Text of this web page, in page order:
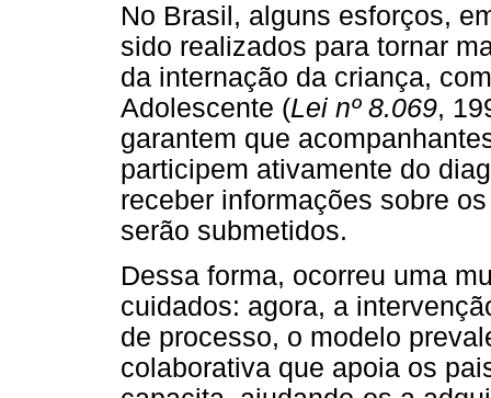
No Brasil, alguns esforços,
sido realizados para tornar
da internação da criança,
Adolescente (Lei nº 8.069,
garantem que
participem ativamente do
receber informações sobre
serão submetidos.
Dessa forma, ocorreu uma
cuidados: agora, a
de processo, o modelo
colaborativa que apoia os